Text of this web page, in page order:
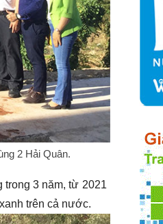
2 Hải Quân.
trong 3 năm, từ 2021
trên cả nước.